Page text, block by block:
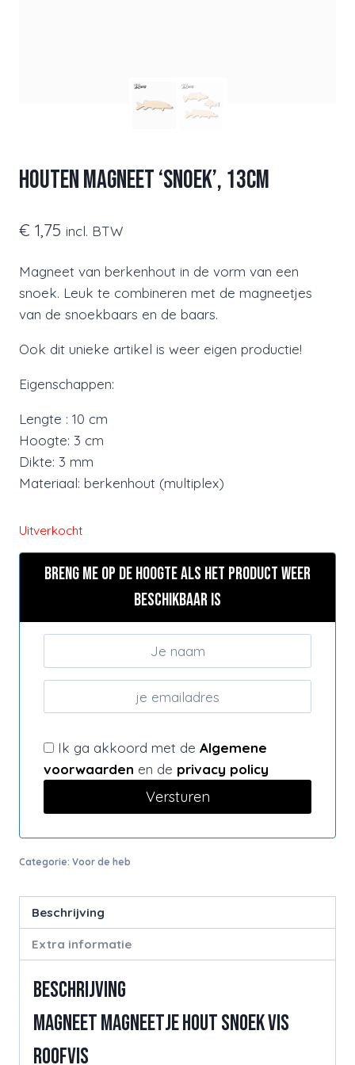
houten magneet ‘snoek’, 13cm
€ 1,75 incl. BTW
Magneet van berkenhout in de vorm van een
snoek. Leuk te combineren met de magneetjes
van de snoekbaars en de baars.
Ook dit unieke artikel is weer eigen productie!
Eigenschappen:
Lengte : 10 cm
Hoogte: 3 cm
Dikte: 3 mm
Materiaal: berkenhout (multiplex)
Uitverkocht
Breng me op de hoogte als het product weer
beschikbaar is
Ik ga akkoord met de Algemene
voorwaarden en de privacy policy
Categorie: Voor de heb
Beschrijving
Extra informatie
Beschrijving
Magneet magneetje hout snoek vis
roofvis